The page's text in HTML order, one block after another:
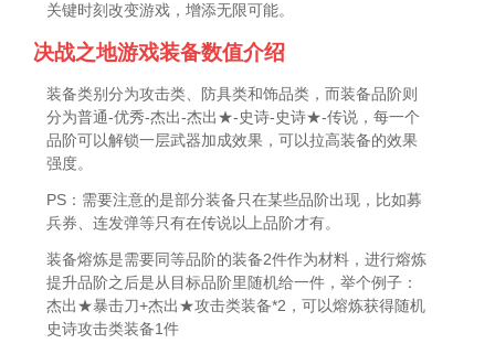
关键时刻改变游戏，增添无限可能。
决战之地游戏装备数值介绍
装备类别分为攻击类、防具类和饰品类，而装备品阶则
分为普通-优秀-杰出-杰出★-史诗-史诗★-传说，每一个
品阶可以解锁一层武器加成效果，可以拉高装备的效果
强度。
PS：需要注意的是部分装备只在某些品阶出现，比如募
兵券、连发弹等只有在传说以上品阶才有。
装备熔炼是需要同等品阶的装备2件作为材料，进行熔炼
提升品阶之后是从目标品阶里随机给一件，举个例子：
杰出★暴击刀+杰出★攻击类装备*2，可以熔炼获得随机
史诗攻击类装备1件